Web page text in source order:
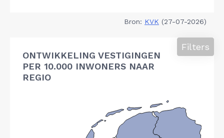
Bron: KVK (27-07-2026)
ONTWIKKELING VESTIGINGEN
PER 10.000 INWONERS NAAR
REGIO
Filters